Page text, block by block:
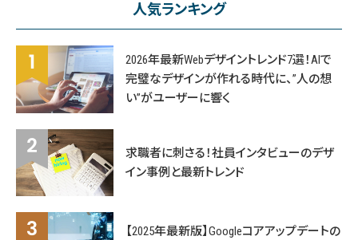
人気ランキング
2026年最新Webデザイントレンド7選！AIで
完璧なデザインが作れる時代に、”人の想
い”がユーザーに響く
求職者に刺さる！社員インタビューのデザ
イン事例と最新トレンド
【2025年最新版】Googleコアアップデートの